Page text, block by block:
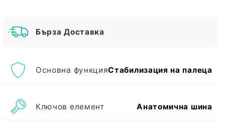
Бърза Доставка
Основна функцияСтабилизация на палеца
Ключов елемент Анатомична шина